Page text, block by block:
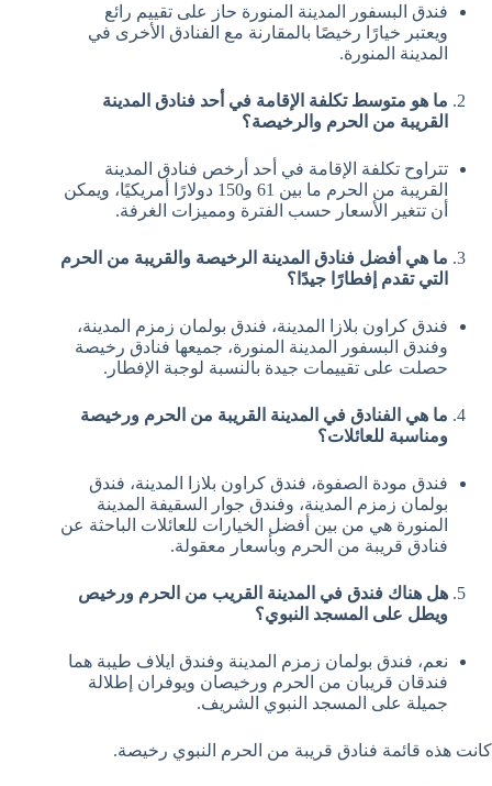
فندق البسفور المدينة المنورة حاز على تقييم رائع
ويعتبر خيارًا رخيصًا بالمقارنة مع الفنادق الأخرى في
المدينة المنورة.
ما هو متوسط تكلفة الإقامة في أحد فنادق المدينة
القريبة من الحرم والرخيصة؟
تتراوح تكلفة الإقامة في أحد أرخص فنادق المدينة
القريبة من الحرم ما بين 61 و150 دولارًا أمريكيًا، ويمكن
أن تتغير الأسعار حسب الفترة ومميزات الغرفة.
ما هي أفضل فنادق المدينة الرخيصة والقريبة من الحرم
التي تقدم إفطارًا جيدًا؟
فندق كراون بلازا المدينة، فندق بولمان زمزم المدينة،
وفندق البسفور المدينة المنورة، جميعها فنادق رخيصة
حصلت على تقييمات جيدة بالنسبة لوجبة الإفطار.
ما هي الفنادق في المدينة القريبة من الحرم ورخيصة
ومناسبة للعائلات؟
فندق مودة الصفوة، فندق كراون بلازا المدينة، فندق
بولمان زمزم المدينة، وفندق جوار السقيفة المدينة
المنورة هي من بين أفضل الخيارات للعائلات الباحثة عن
فنادق قريبة من الحرم وبأسعار معقولة.
هل هناك فندق في المدينة القريب من الحرم ورخيص
ويطل على المسجد النبوي؟
نعم، فندق بولمان زمزم المدينة وفندق ايلاف طيبة هما
فندقان قريبان من الحرم ورخيصان ويوفران إطلالة
جميلة على المسجد النبوي الشريف.
كانت هذه قائمة فنادق قريبة من الحرم النبوي رخيصة.